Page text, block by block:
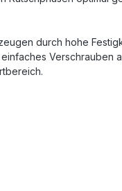
durch hohe